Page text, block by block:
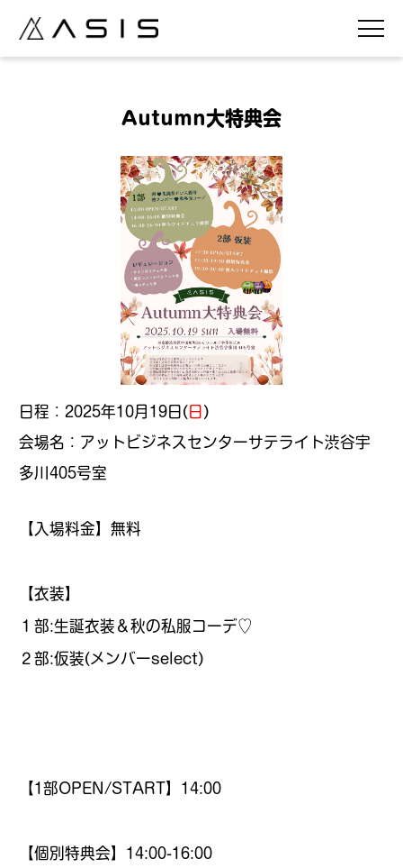
Autumn大特典会
日程：2025年10月19日( 日 )
会場名：アットビジネスセンターサテライト渋谷宇
多川405号室
【入場料金】無料
【衣装】
１部:生誕衣装＆秋の私服コーデ♡
２部:仮装(メンバーselect)
【1部OPEN/START】14:00
【個別特典会】14:00-16:00